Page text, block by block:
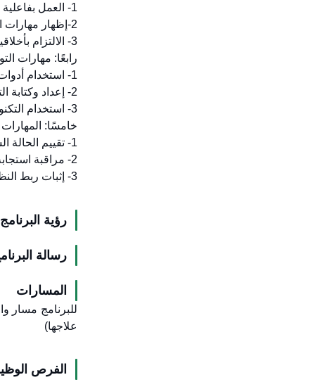
1- العمل بفاعلية ضمن فريق متعدد التخصصات، وتحمل المسؤوليات المهنية.
2-إظهار مهارات التواصل والتفاعل الإيجابي، مع الزملاء والمرضى.
3- الالتزام بأخلاقيات المهنة، واحترام خصوصية المرضى.
رابعًا: مهارات
1- استخدام أدوات وتقنيات البحث العلمي والمصادر الإلكترونية، بفعالية.
2- إعداد وكتابة التقارير العلمية، والتواصل الشفهي والكتابي، بطريقة مهنية.
3- استخدام التكنولوجيا في تحليل البيانات السمية وتقديم النتائج.
خامسًا:
1- تقييم الحالة السريرية للمريض المصاب بالتسمم.
2- مراقبة استجابة المريض للعلاج وتوثيق ذلك بطريقة علمية.
3- إثبات ربط النظريات العلمية بالممارسات الواقعية.
رؤية البرنامج
رسالة
المسارات
للبرنامج مسار
علاجها)
الفرص